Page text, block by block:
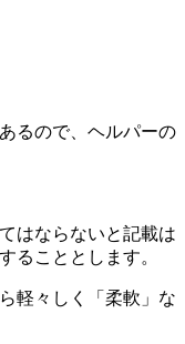
るので、ヘルパーの
はならないと記載は
ることとします。
軽々しく「柔軟」な